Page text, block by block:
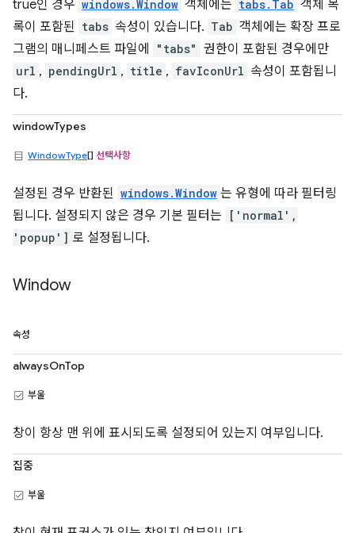
true인 경우 windows.Window 객체에는 tabs.Tab 객체 목
록이 포함된 tabs 속성이 있습니다. Tab 객체에는 확장 프로
그램의 매니페스트 파일에
"tabs" 권한이 포함된 경우에만
url , pendingUrl , title , favIconUrl 속성이 포함됩니
다.
windowTypes
WindowType[] 선택사항
설정된 경우 반환된 windows.Window 는 유형에 따라 필터링
됩니다. 설정되지 않은 경우 기본 필터는
['normal',
'popup'] 로 설정됩니다.
Window
속성
alwaysOnTop
부울
창이 항상 맨 위에 표시되도록 설정되어 있는지 여부입니다.
집중
부울